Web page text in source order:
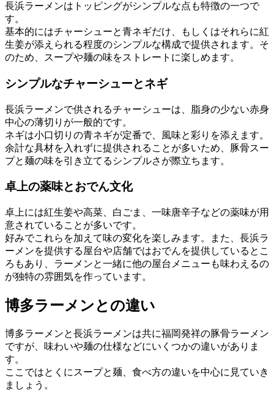
長浜ラーメンはトッピングがシンプルな点も特徴の一つで
す。
基本的にはチャーシューと青ネギだけ、もしくはそれらに紅
生姜が添えられる程度のシンプルな構成で提供されます。そ
のため、スープや麺の味をストレートに楽しめます。
シンプルなチャーシューとネギ
長浜ラーメンで供されるチャーシューは、脂身の少ない赤身
中心の薄切りが一般的です。
ネギは小口切りの青ネギが定番で、風味と彩りを添えます。
余計な具材を入れずに提供されることが多いため、豚骨スー
プと麺の味を引き立てるシンプルさが際立ちます。
卓上の薬味とおでん文化
卓上には紅生姜や高菜、白ごま、一味唐辛子などの薬味が用
意されていることが多いです。
好みでこれらを加えて味の変化を楽しみます。また、長浜ラ
ーメンを提供する屋台や店舗ではおでんを提供しているとこ
ろもあり、ラーメンと一緒に他の屋台メニューも味わえるの
が独特の雰囲気を作っています。
博多ラーメンとの違い
博多ラーメンと長浜ラーメンは共に福岡発祥の豚骨ラーメン
ですが、味わいや麺の仕様などにいくつかの違いがありま
す。
ここではとくにスープと麺、食べ方の違いを中心に見ていき
ましょう。